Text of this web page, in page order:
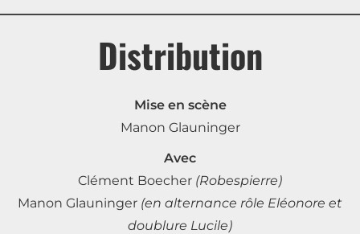
Distribution
Mise en scène
Manon Glauninger
Avec
Clément Boecher (Robespierre)
Manon Glauninger (en alternance rôle Eléonore et
doublure Lucile)